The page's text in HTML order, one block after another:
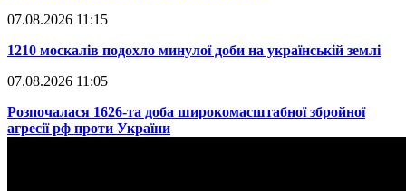
07.08.2026 11:15
​1210 москалів подохло минулої доби на українській землі
07.08.2026 11:05
​Розпочалася 1626-та доба широкомасштабної збройної
агресії рф проти України